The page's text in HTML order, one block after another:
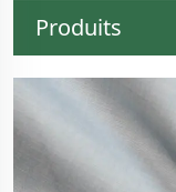
Produits